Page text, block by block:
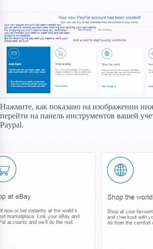
Нажмите, как показано на изображении
перейти на панель инструментов вашей
Paypal.